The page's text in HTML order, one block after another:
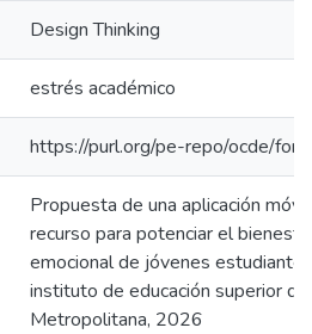
Design Thinking
estrés académico
https://purl.org/pe-repo/ocde/
Propuesta de una aplicación
recurso para potenciar el
emocional de jóvenes
instituto de educación superior
Metropolitana, 2026